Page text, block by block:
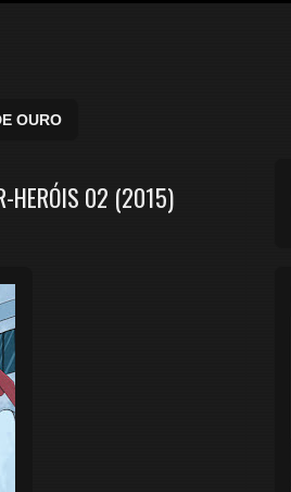
OURO
HERÓIS 02 (2015)